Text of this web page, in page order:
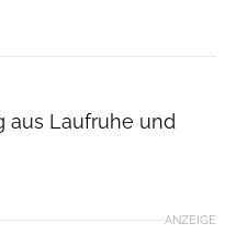
aus Laufruhe und
ANZEIGE